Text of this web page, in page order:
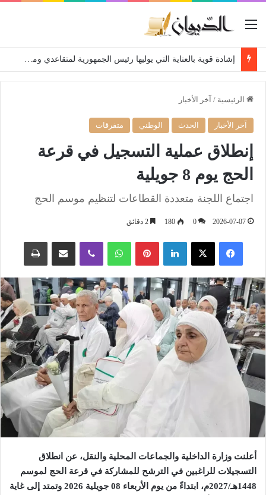
القائمة
إشادة قوية بالعناية التي يوليها رئيس الجمهورية لمتقاعدي ومعطوبي وكبار جرحى الجيش الوطني الشعبي
الرئيسية / آخر الأخبار
آخر الأخبار الحدث الوطني متفرقات
إنطلاق عملية التسجيل في قرعة
الحج يوم 8 جويلية
اجتماع اللجنة متعددة القطاعات لتنظيم موسم الحج
2026-07-07
0
180
فيسبوك ‫X لينكدإن بينتيريست واتساب ڤايبر مشاركة عبر البريد
أعلنت وزارة الداخلية والجماعات المحلية والنقل، عن انطلاق
التسجيلات للراغبين في الترشح للمشاركة في قرعة الحج لموسم
1448هـ/2027م، ابتداءً من يوم الأربعاء 08 جويلية 2026 وتمتد إلى غاية